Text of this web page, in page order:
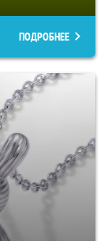
ПОДРОБНЕЕ